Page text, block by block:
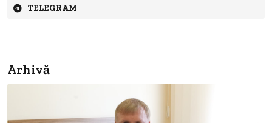
TELEGRAM
Arhivă